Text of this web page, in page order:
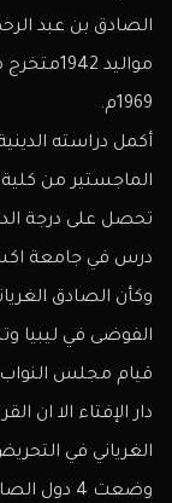
الصادق بن عبد
مواليد
1969م.
أكمل دراسته
الماجستير من كلية
تحصل على درجة
درس في جامعة
وكأن الصادق
الفوضى في ليبيا
الغرياني في
وضعت 4